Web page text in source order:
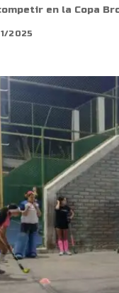
en la Copa
2025